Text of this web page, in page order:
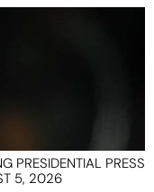
PRESIDENTIAL PRESS
5, 2026